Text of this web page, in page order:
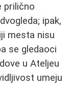
prilično
ipak,
mesta nisu
se gledaoci
u Ateljeu
umeju